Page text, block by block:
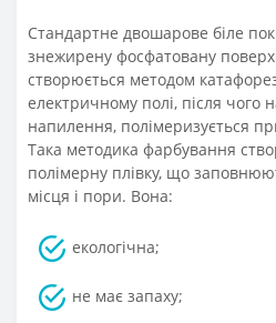
Стандартне двошарове біле
знежирену фосфатовану
створюється методом
електричному полі, після чого
напилення, полімеризується
Така методика фарбування
полімерну плівку, що
місця і пори. Вона:
екологічна;
не має запаху;